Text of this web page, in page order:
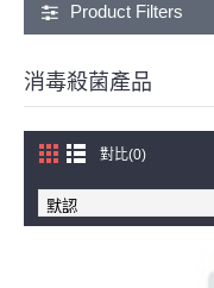
Product Filters
消毒殺菌產品
對比(0)